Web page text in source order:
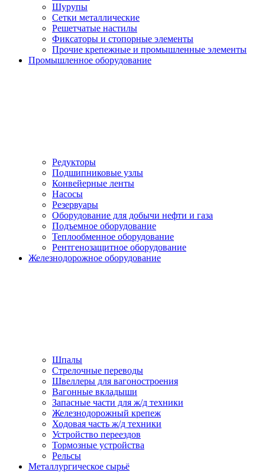
Шурупы
Сетки металлические
Решетчатые настилы
Фиксаторы и стопорные элементы
Прочие крепежные и промышленные элементы
Промышленное оборудование
Редукторы
Подшипниковые узлы
Конвейерные ленты
Насосы
Резервуары
Оборудование для добычи нефти и газа
Подъемное оборудование
Теплообменное оборудование
Рентгенозащитное оборудование
Железнодорожное оборудование
Шпалы
Стрелочные переводы
Швеллеры для вагоностроения
Вагонные вкладыши
Запасные части для ж/д техники
Железнодорожный крепеж
Ходовая часть ж/д техники
Устройство переездов
Тормозные устройства
Рельсы
Металлургическое сырьё